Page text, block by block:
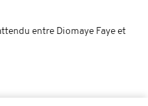
entre Diomaye Faye et